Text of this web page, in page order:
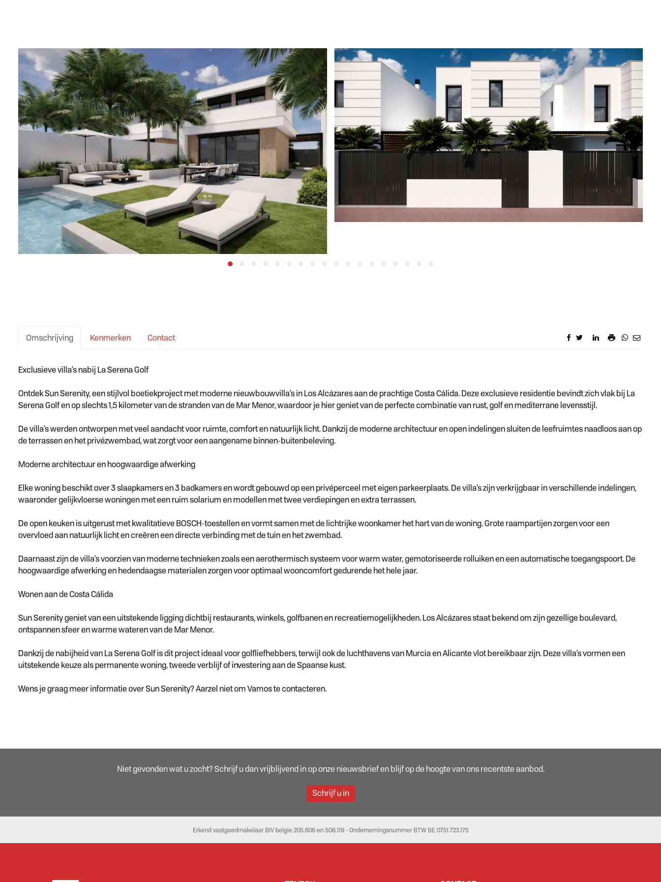
Omschrijving Kenmerken Contact
Omschrijving
Exclusieve villa’s nabij La Serena Golf
Ontdek Sun Serenity, een stijlvol boetiekproject met moderne nieuwbouwvilla’s in Los Alcázares aan de prachtige Costa Cálida. Deze exclusieve residentie bevindt zich vlak bij La
Serena Golf en op slechts 1,5 kilometer van de stranden van de Mar Menor, waardoor je hier geniet van de perfecte combinatie van rust, golf en mediterrane levensstijl.
De villa’s werden ontworpen met veel aandacht voor ruimte, comfort en natuurlijk licht. Dankzij de moderne architectuur en open indelingen sluiten de leefruimtes naadloos aan op
de terrassen en het privézwembad, wat zorgt voor een aangename binnen-buitenbeleving.
Moderne architectuur en hoogwaardige afwerking
Elke woning beschikt over 3 slaapkamers en 3 badkamers en wordt gebouwd op een privéperceel met eigen parkeerplaats. De villa’s zijn verkrijgbaar in verschillende indelingen,
waaronder gelijkvloerse woningen met een ruim solarium en modellen met twee verdiepingen en extra terrassen.
De open keuken is uitgerust met kwalitatieve BOSCH-toestellen en vormt samen met de lichtrijke woonkamer het hart van de woning. Grote raampartijen zorgen voor een
overvloed aan natuurlijk licht en creëren een directe verbinding met de tuin en het zwembad.
Daarnaast zijn de villa’s voorzien van moderne technieken zoals een aerothermisch systeem voor warm water, gemotoriseerde rolluiken en een automatische toegangspoort. De
hoogwaardige afwerking en hedendaagse materialen zorgen voor optimaal wooncomfort gedurende het hele jaar.
Wonen aan de Costa Cálida
Sun Serenity geniet van een uitstekende ligging dichtbij restaurants, winkels, golfbanen en recreatiemogelijkheden. Los Alcázares staat bekend om zijn gezellige boulevard,
ontspannen sfeer en warme wateren van de Mar Menor.
Dankzij de nabijheid van La Serena Golf is dit project ideaal voor golfliefhebbers, terwijl ook de luchthavens van Murcia en Alicante vlot bereikbaar zijn. Deze villa’s vormen een
uitstekende keuze als permanente woning, tweede verblijf of investering aan de Spaanse kust.
Wens je graag meer informatie over Sun Serenity? Aarzel niet om Vamos te contacteren.
Niet gevonden wat u zocht? Schrijf u dan vrijblijvend in op onze nieuwsbrief en blijf op de hoogte van ons recentste aanbod.
Schrijf u in
Erkend vastgoedmakelaar BIV belgie 205.606 en 508.119 - Ondernemingsnummer BTW BE 0751.723.175